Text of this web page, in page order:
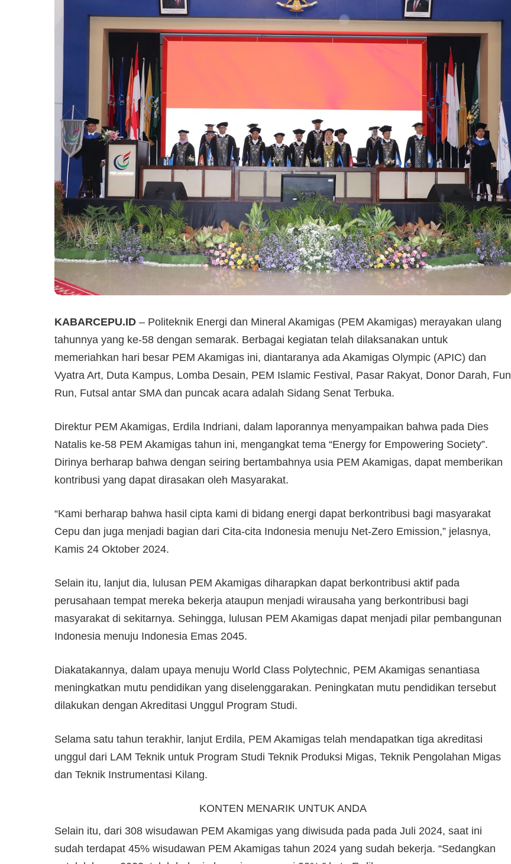
KABARCEPU.ID – Politeknik Energi dan Mineral Akamigas (PEM Akamigas) merayakan ulang
tahunnya yang ke-58 dengan semarak. Berbagai kegiatan telah dilaksanakan untuk
memeriahkan hari besar PEM Akamigas ini, diantaranya ada Akamigas Olympic (APIC) dan
Vyatra Art, Duta Kampus, Lomba Desain, PEM Islamic Festival, Pasar Rakyat, Donor Darah, Fun
Run, Futsal antar SMA dan puncak acara adalah Sidang Senat Terbuka.
Direktur PEM Akamigas, Erdila Indriani, dalam laporannya menyampaikan bahwa pada Dies
Natalis ke-58 PEM Akamigas tahun ini, mengangkat tema “Energy for Empowering Society”.
Dirinya berharap bahwa dengan seiring bertambahnya usia PEM Akamigas, dapat memberikan
kontribusi yang dapat dirasakan oleh Masyarakat.
“Kami berharap bahwa hasil cipta kami di bidang energi dapat berkontribusi bagi masyarakat
Cepu dan juga menjadi bagian dari Cita-cita Indonesia menuju Net-Zero Emission,” jelasnya,
Kamis 24 Oktober 2024.
Selain itu, lanjut dia, lulusan PEM Akamigas diharapkan dapat berkontribusi aktif pada
perusahaan tempat mereka bekerja ataupun menjadi wirausaha yang berkontribusi bagi
masyarakat di sekitarnya. Sehingga, lulusan PEM Akamigas dapat menjadi pilar pembangunan
Indonesia menuju Indonesia Emas 2045.
Diakatakannya, dalam upaya menuju World Class Polytechnic, PEM Akamigas senantiasa
meningkatkan mutu pendidikan yang diselenggarakan. Peningkatan mutu pendidikan tersebut
dilakukan dengan Akreditasi Unggul Program Studi.
Selama satu tahun terakhir, lanjut Erdila, PEM Akamigas telah mendapatkan tiga akreditasi
unggul dari LAM Teknik untuk Program Studi Teknik Produksi Migas, Teknik Pengolahan Migas
dan Teknik Instrumentasi Kilang.
KONTEN MENARIK UNTUK ANDA
Selain itu, dari 308 wisudawan PEM Akamigas yang diwisuda pada pada Juli 2024, saat ini
sudah terdapat 45% wisudawan PEM Akamigas tahun 2024 yang sudah bekerja. “Sedangkan